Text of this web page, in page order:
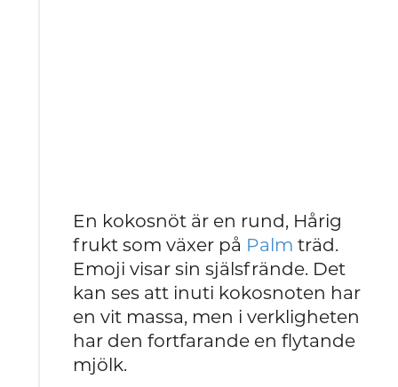
En kokosnöt är en rund, Hårig
frukt som växer på Palm träd.
Emoji visar sin själsfrände. Det
kan ses att inuti kokosnoten har
en vit massa, men i verkligheten
har den fortfarande en flytande
mjölk.